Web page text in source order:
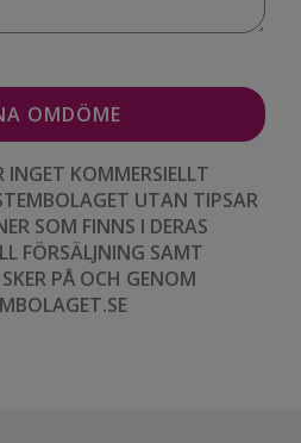
INGET KOMMERSIELLT
UTAN TIPSAR
SOM FINNS I DERAS
FÖRSÄLJNING SAMT
PÅ OCH GENOM